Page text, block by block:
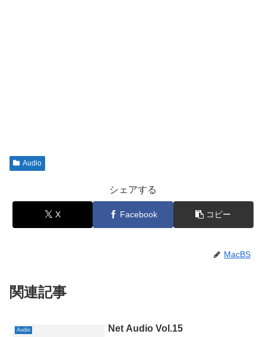
Audio
シェアする
X Facebook コピー
MacBS
関連記事
Audio Net Audio Vol.15